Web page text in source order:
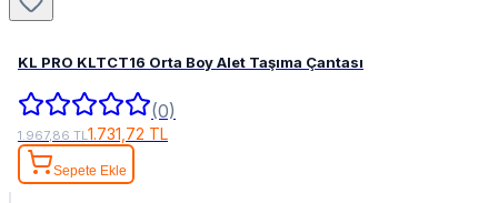
KL PRO KLTCT16 Orta Boy Alet Taşıma Çantası
(0)
1.967,86 TL 1.731,72 TL
Sepete Ekle